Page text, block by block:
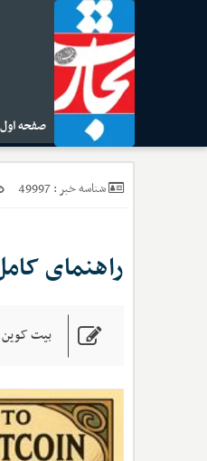
صفحه اول
شناسه خبر :49997
راهنمای
بیت کوین